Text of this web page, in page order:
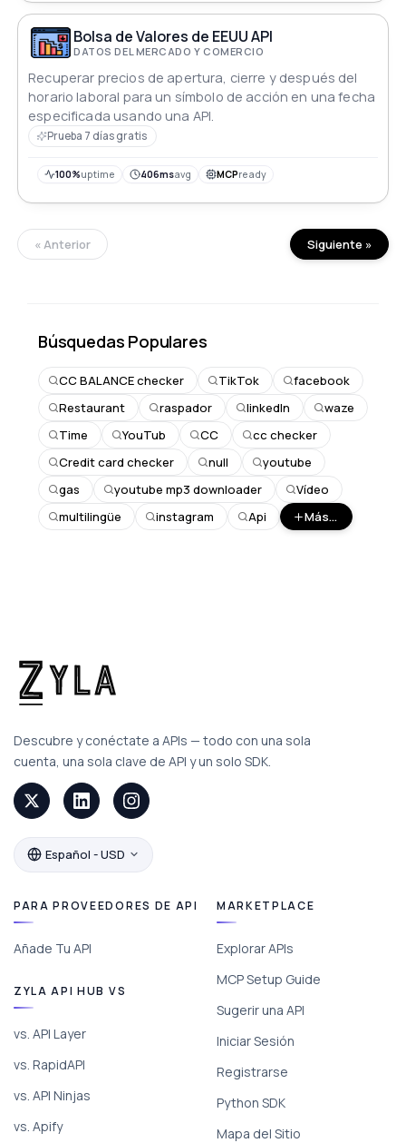
móvil de Motorola con una facilidad y eficiencia
inigualables.Bolsa de Valores de EEUU API
DATOS DEL MERCADO Y COMERCIO
Recuperar precios de apertura, cierre y después del
horario laboral para un símbolo de acción en una fecha
especificada usando una API.
Prueba 7 días gratis
100%uptime 406msavg MCPready
« Anterior Siguiente »
Búsquedas Populares
CC BALANCE checker TikTok
facebook
Restaurant
raspador linkedIn
waze
Time
YouTub CC
cc checker
Credit card checker
null
youtube
gas
youtube mp3 downloader
Vídeo
multilingüe
instagram Api Más...
Descubre y conéctate a APIs — todo con una sola
cuenta, una sola clave de API y un solo SDK.
Español - USD
PARA PROVEEDORES DE API
Añade Tu API
ZYLA API HUB VS
vs. API Layer
vs. RapidAPI
vs. API Ninjas
vs. Apify
MARKETPLACE
Explorar APIs
MCP Setup Guide
Sugerir una API
Iniciar Sesión
Registrarse
Python SDK
Mapa del Sitio